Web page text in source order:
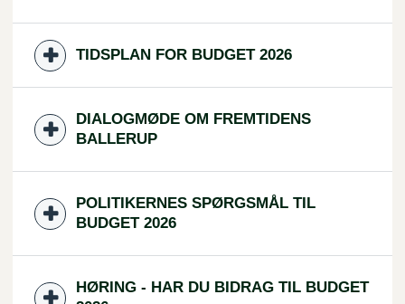
TIDSPLAN FOR BUDGET 2026
DIALOGMØDE OM FREMTIDENS
BALLERUP
POLITIKERNES SPØRGSMÅL TIL
BUDGET 2026
HØRING - HAR DU BIDRAG TIL BUDGET